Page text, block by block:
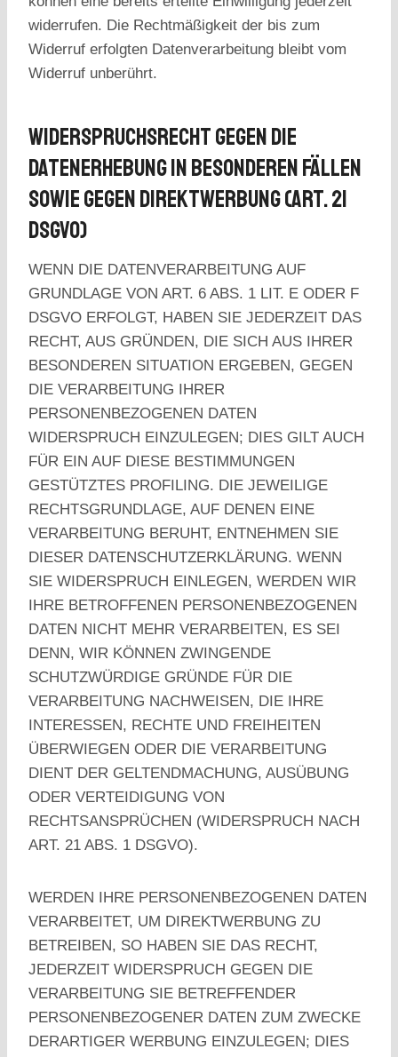
widerrufen. Die Rechtmäßigkeit der bis zum
Widerruf erfolgten Datenverarbeitung bleibt vom
Widerruf unberührt.
Widerspruchsrecht Gegen Die
Datenerhebung In Besonderen Fällen
Sowie Gegen Direktwerbung (Art. 21
DSGVO)
WENN DIE DATENVERARBEITUNG AUF
GRUNDLAGE VON ART. 6 ABS. 1 LIT. E ODER F
DSGVO ERFOLGT, HABEN SIE JEDERZEIT DAS
RECHT, AUS GRÜNDEN, DIE SICH AUS IHRER
BESONDEREN SITUATION ERGEBEN, GEGEN
DIE VERARBEITUNG IHRER
PERSONENBEZOGENEN DATEN
WIDERSPRUCH EINZULEGEN; DIES GILT AUCH
FÜR EIN AUF DIESE BESTIMMUNGEN
GESTÜTZTES PROFILING. DIE JEWEILIGE
RECHTSGRUNDLAGE, AUF DENEN EINE
VERARBEITUNG BERUHT, ENTNEHMEN SIE
DIESER DATENSCHUTZERKLÄRUNG. WENN
SIE WIDERSPRUCH EINLEGEN, WERDEN WIR
IHRE BETROFFENEN PERSONENBEZOGENEN
DATEN NICHT MEHR VERARBEITEN, ES SEI
DENN, WIR KÖNNEN ZWINGENDE
SCHUTZWÜRDIGE GRÜNDE FÜR DIE
VERARBEITUNG NACHWEISEN, DIE IHRE
INTERESSEN, RECHTE UND FREIHEITEN
ÜBERWIEGEN ODER DIE VERARBEITUNG
DIENT DER GELTENDMACHUNG, AUSÜBUNG
ODER VERTEIDIGUNG VON
RECHTSANSPRÜCHEN (WIDERSPRUCH NACH
ART. 21 ABS. 1 DSGVO).
WERDEN IHRE PERSONENBEZOGENEN DATEN
VERARBEITET, UM DIREKTWERBUNG ZU
BETREIBEN, SO HABEN SIE DAS RECHT,
JEDERZEIT WIDERSPRUCH GEGEN DIE
VERARBEITUNG SIE BETREFFENDER
PERSONENBEZOGENER DATEN ZUM ZWECKE
DERARTIGER WERBUNG EINZULEGEN; DIES